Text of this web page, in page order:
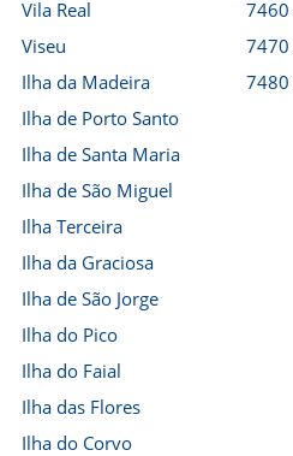
Vila Real
Viseu
Ilha da Madeira
Ilha de Porto Santo
Ilha de Santa Maria
Ilha de São Miguel
Ilha Terceira
Ilha da Graciosa
Ilha de São Jorge
Ilha do Pico
Ilha do Faial
Ilha das Flores
Ilha do Corvo
7460
7470
7480